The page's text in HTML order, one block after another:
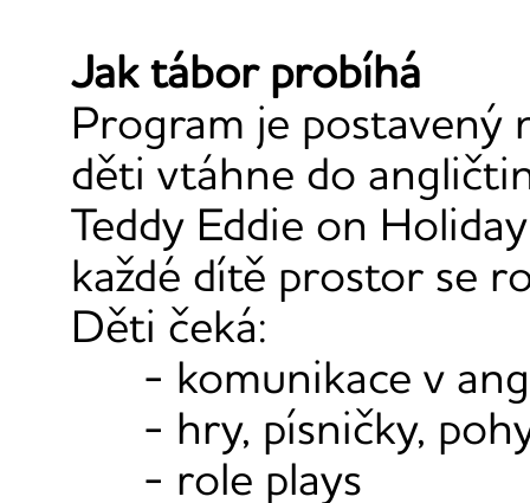
Jak tábor probíhá
Program je
děti vtáhne do
Teddy Eddie on
každé dítě prostor se
Děti čeká:
- komunikace v
- hry, písničky,
- role plays